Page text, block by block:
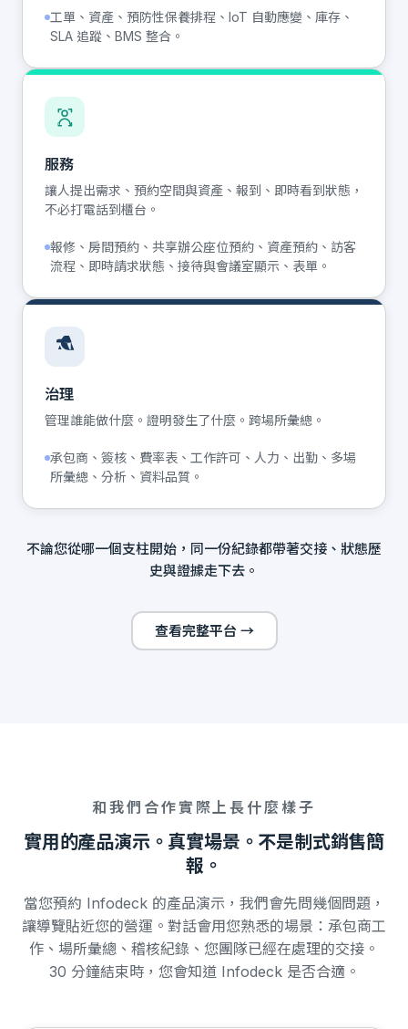
工單、資產、預防性保養排程、IoT 自動應變、庫存、
SLA 追蹤、BMS 整合。
服務
讓人提出需求、預約空間與資產、報到、即時看到狀態，
不必打電話到櫃台。
報修、房間預約、共享辦公座位預約、資產預約、訪客
流程、即時請求狀態、接待與會議室顯示、表單。
治理
管理誰能做什麼。證明發生了什麼。跨場所彙總。
承包商、簽核、費率表、工作許可、人力、出勤、多場
所彙總、分析、資料品質。
不論您從哪一個支柱開始，同一份紀錄都帶著交接、狀態歷
史與證據走下去。
查看完整平台 →
和我們合作實際上長什麼樣子
實用的產品演示。真實場景。不是制式銷售簡
報。
當您預約 Infodeck 的產品演示，我們會先問幾個問題，
讓導覽貼近您的營運。對話會用您熟悉的場景：承包商工
作、場所彙總、稽核紀錄、您團隊已經在處理的交接。
30 分鐘結束時，您會知道 Infodeck 是否合適。